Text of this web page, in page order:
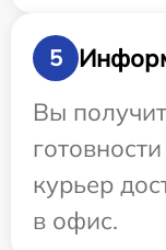
5
Вы
курьер
в офис.